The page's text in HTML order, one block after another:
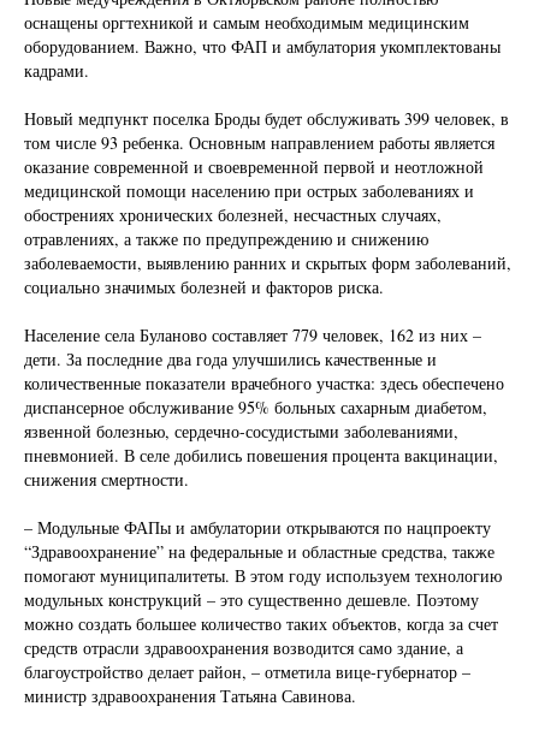
оснащены оргтехникой и самым необходимым медицинским
оборудованием. Важно, что ФАП и амбулатория укомплектованы
кадрами.
Новый медпункт поселка Броды будет обслуживать 399 человек, в
том числе 93 ребенка. Основным направлением работы является
оказание современной и своевременной первой и неотложной
медицинской помощи населению при острых заболеваниях и
обострениях хронических болезней, несчастных случаях,
отравлениях, а также по предупреждению и снижению
заболеваемости, выявлению ранних и скрытых форм заболеваний,
социально значимых болезней и факторов риска.
Население села Буланово составляет 779 человек, 162 из них –
дети. За последние два года улучшились качественные и
количественные показатели врачебного участка: здесь обеспечено
диспансерное обслуживание 95% больных сахарным диабетом,
язвенной болезнью, сердечно-сосудистыми заболеваниями,
пневмонией. В селе добились повешения процента вакцинации,
снижения смертности.
– Модульные ФАПы и амбулатории открываются по нацпроекту
“Здравоохранение” на федеральные и областные средства, также
помогают муниципалитеты. В этом году используем технологию
модульных конструкций – это существенно дешевле. Поэтому
можно создать большее количество таких объектов, когда за счет
средств отрасли здравоохранения возводится само здание, а
благоустройство делает район, – отметила вице-губернатор –
министр здравоохранения Татьяна Савинова.